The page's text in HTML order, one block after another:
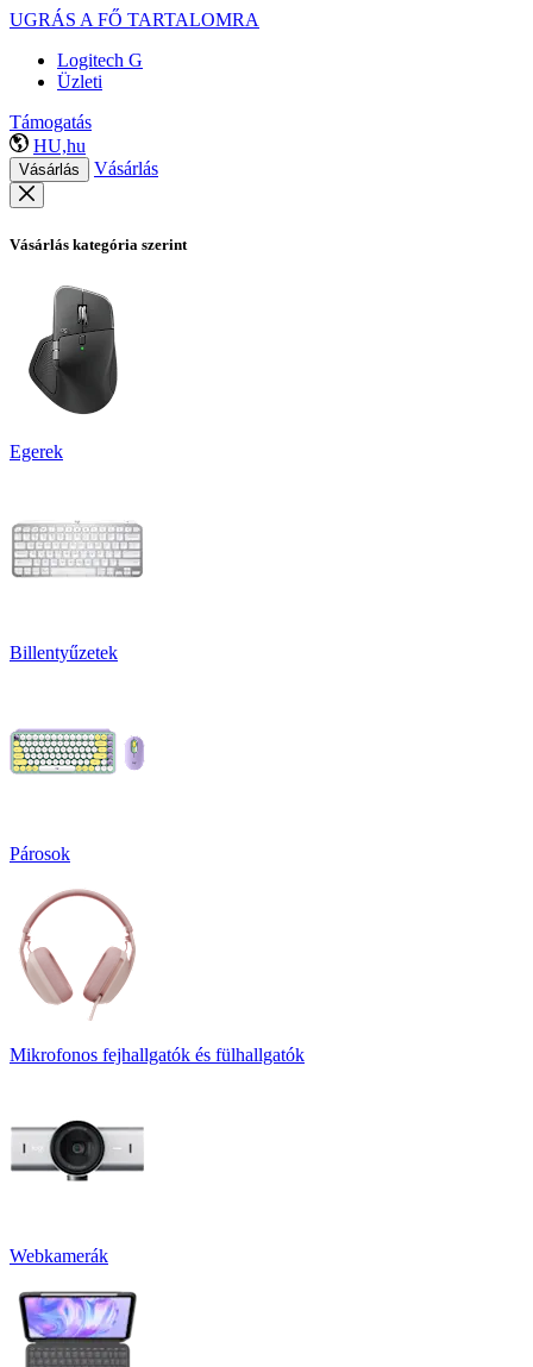
UGRÁS A FŐ TARTALOMRA
Logitech G
Üzleti
Támogatás
HU,hu
Vásárlás Vásárlás
Vásárlás kategória szerint
Egerek
Billentyűzetek
Párosok
Mikrofonos fejhallgatók és fülhallgatók
Webkamerák